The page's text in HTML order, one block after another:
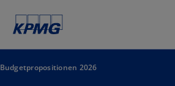
Budgetpropositionen 2026